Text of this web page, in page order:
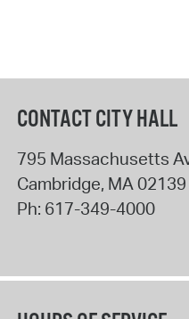
CONTACT CITY HALL
795 Massachusetts
Cambridge, MA02139
Ph: 617-349-4000